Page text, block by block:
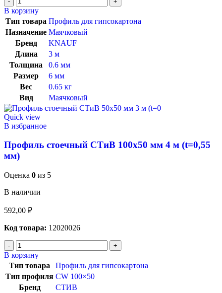
В корзину
Тип товара Профиль для гипсокартона
Назначение Маячковый
Бренд
KNAUF
Длина
3 м
Толщина
0.6 мм
Размер
6 мм
Вес
0.65 кг
Вид
Маячковый
Quick view
В избранное
Профиль стоечный СТиВ 100х50 мм 4 м (t=0,55
мм)
Оценка 0 из 5
В наличии
592,00 ₽
Код товара: 12020026
В корзину
Тип товара
Профиль для гипсокартона
Тип профиля CW 100×50
Бренд
СТИВ